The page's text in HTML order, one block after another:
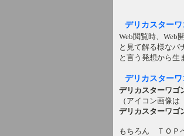
デリカスター
Web閲覧時、
と見て解る様なバ
と言う発想から生
デリカスター
デリカスターワゴ
（アイコン画像
デリカスターワゴ
もちろん ＴＯＰ